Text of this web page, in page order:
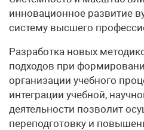
инновационное развитие
систему высшего
Разработка новых
подходов при
организации учебного
интеграции учебной,
деятельности позволит
переподготовку и